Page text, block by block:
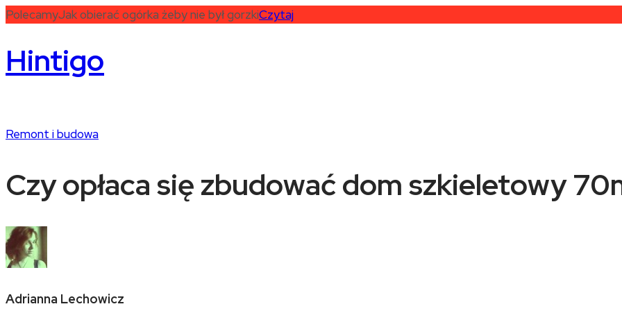
PolecamyJak obierać ogórka żeby nie był gorzkiCzytaj
Hintigo
Remont i budowa
Czy opłaca się zbudować dom szkieletowy
Adrianna Lechowicz